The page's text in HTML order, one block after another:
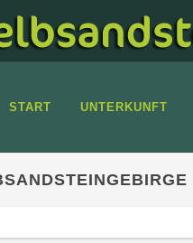
START UNTERKUNFT